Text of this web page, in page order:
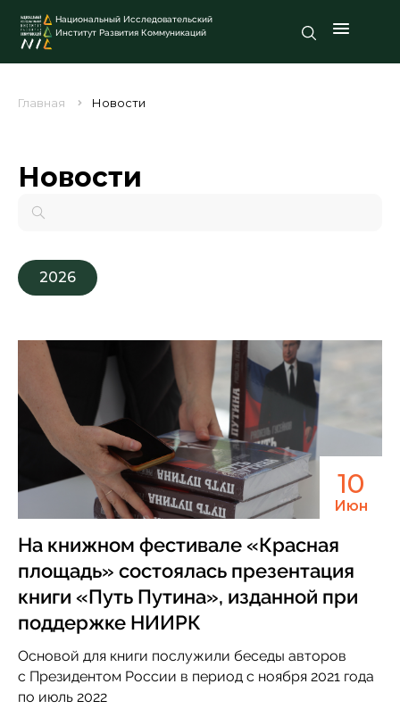
Национальный Исследовательский
Институт Развития Коммуникаций
Главная Новости
Новости
2026
10
Июн
На книжном фестивале «Красная
площадь» состоялась презентация
книги «Путь Путина», изданной при
поддержке НИИРК
Основой для книги послужили беседы авторов
с Президентом России в период с ноября 2021 года
по июль 2022